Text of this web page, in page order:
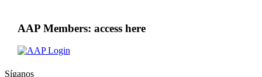
AAP Members: access here
Síganos